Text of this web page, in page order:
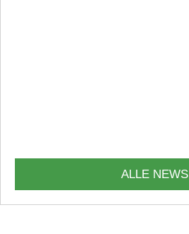
ALLE NEWS